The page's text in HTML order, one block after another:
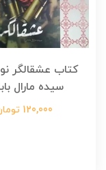
کتاب عشقالگر
سیده مارال
120,000 تومان